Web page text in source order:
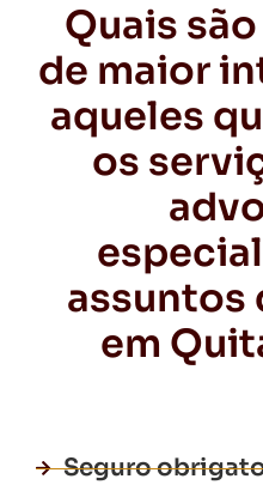
Quais
de maior
aqueles
os
assuntos
em
Seguro